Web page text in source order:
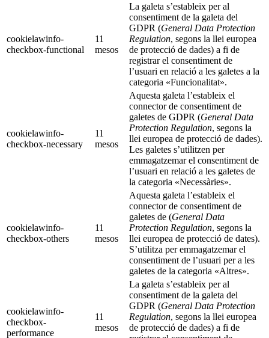
cookielawinfo-
checkbox-functional
11
mesos
La galeta s’estableix per al
consentiment de la galeta del
GDPR (General Data Protection
Regulation, segons la llei europea
de protecció de dades) a fi de
registrar el consentiment de
l’usuari en relació a les galetes a la
categoria «Funcionalitat».
cookielawinfo-
checkbox-necessary
11
mesos
Aquesta galeta l’estableix el
connector de consentiment de
galetes de GDPR (General Data
Protection Regulation, segons la
llei europea de protecció de dades).
Les galetes s’utilitzen per
emmagatzemar el consentiment de
l’usuari en relació a les galetes de
la categoria «Necessàries».
cookielawinfo-
checkbox-others
11
mesos
Aquesta galeta l’estableix el
connector de consentiment de
galetes de (General Data
Protection Regulation, segons la
llei europea de protecció de dates).
S’utilitza per emmagatzemar el
consentiment de l’usuari per a les
galetes de la categoria «Altres».
cookielawinfo-
checkbox-
performance
11
mesos
La galeta s’estableix per al
consentiment de la galeta del
GDPR (General Data Protection
Regulation, segons la llei europea
de protecció de dades) a fi de